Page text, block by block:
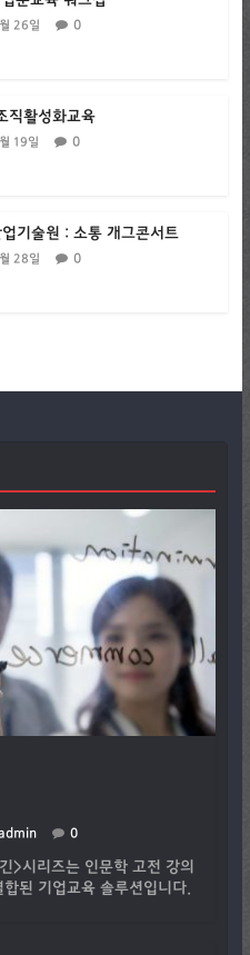
26일 0
직활성화교육
19일 0
기술원 : 소통 개그콘서트
28일 0
0
>시리즈는 인문학 고전 강의
된 기업교육 솔루션입니다.